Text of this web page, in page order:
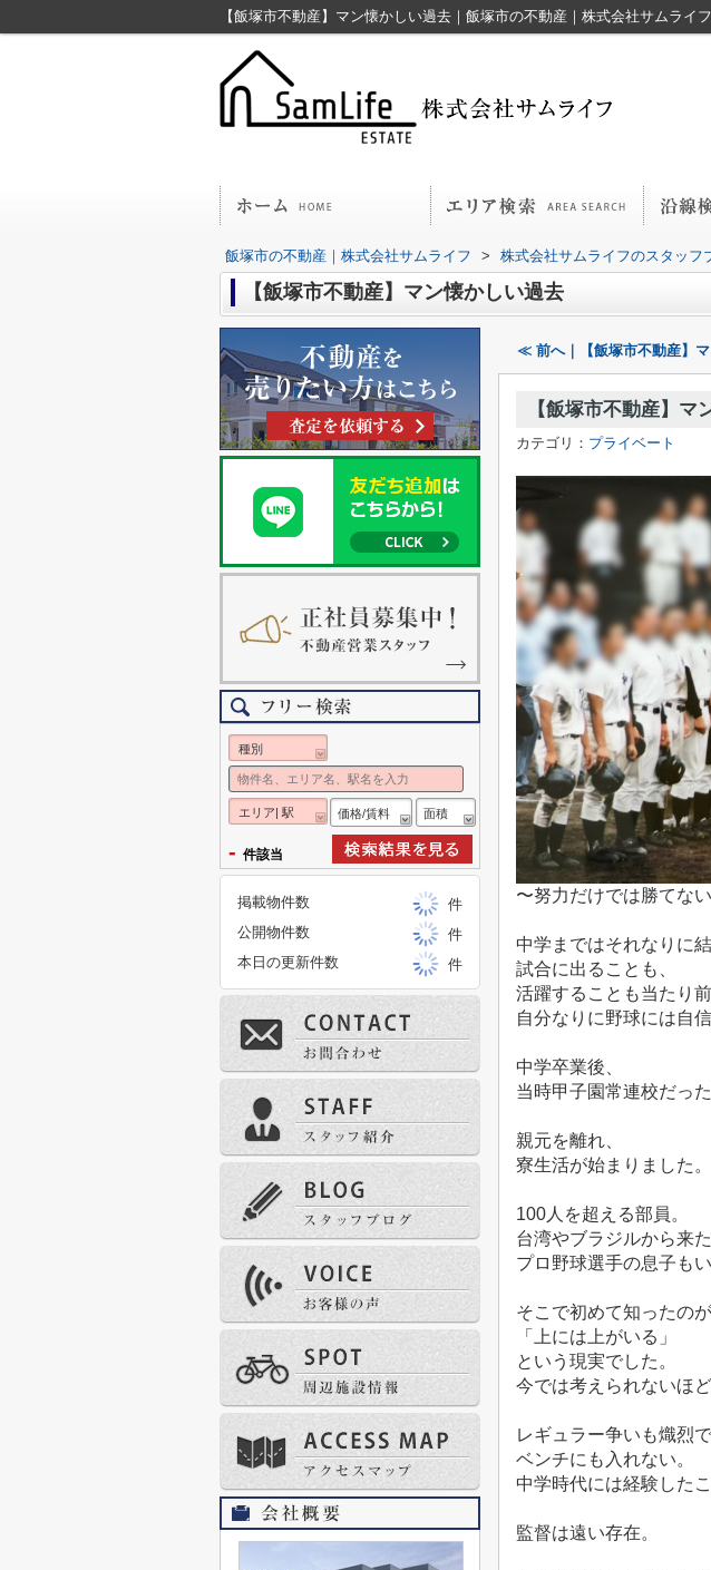
【飯塚市不動産】マン懐かしい過去｜飯塚市の不動産｜株式会社サムライフ
飯塚市の不動産｜株式会社サムライフ > 株式会社サムライフのスタッフ
【飯塚市不動産】マン懐かしい過去
≪ 前へ｜【飯塚市不動産】
【飯塚市不動産】マ
カテゴリ： プライベート
〜努力だけでは勝てな
中学まではそれなりに結
試合に出ることも、
活躍することも当たり前
自分なりに野球には自
中学卒業後、
当時甲子園常連校だっ
親元を離れ、
寮生活が始まりました。
100 人を超える部員。
台湾やブラジルから来た
プロ野球選手の息子もい
そこで初めて知ったのが
「上には上がいる」
という現実でした。
今では考えられないほ
レギュラー争いも熾烈で
ベンチにも入れない。
中学時代には経験した
監督は遠い存在。
種別
エリア| 駅 価格/賃料 面積
- 件該当
掲載物件数
件
公開物件数
件
本日の更新件数
件